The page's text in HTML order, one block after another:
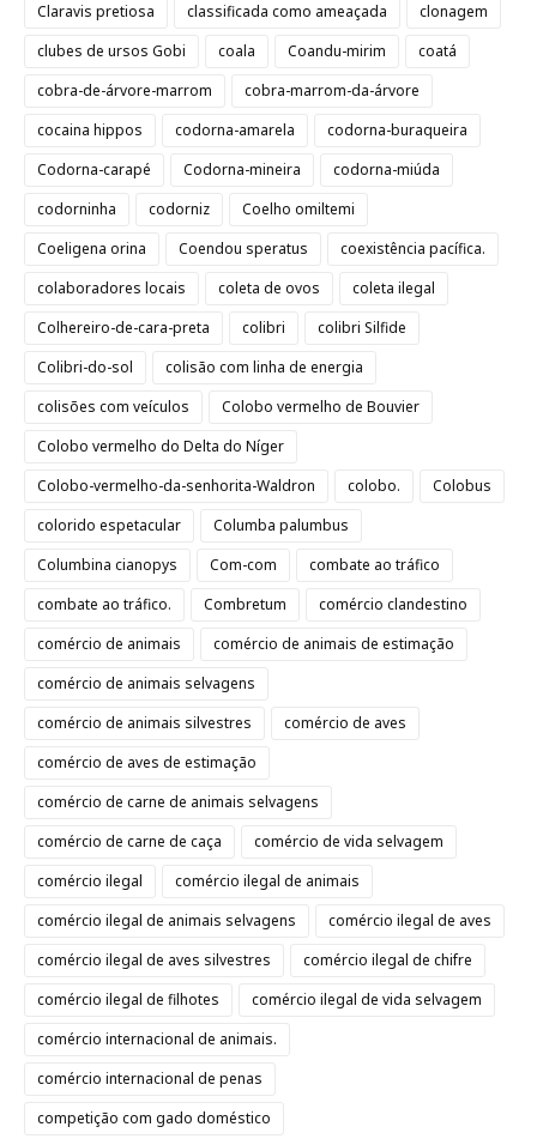
Claravis pretiosa
classificada como ameaçada
clonagem
clubes de ursos Gobi
coala Coandu-mirim
coatá
cobra-de-árvore-marrom
cobra-marrom-da-árvore
cocaina hippos
codorna-amarela
codorna-buraqueira
Codorna-carapé
Codorna-mineira
codorna-miúda
codorninha
codorniz
Coelho omiltemi
Coeligena orina
Coendou speratus
coexistência pacífica.
colaboradores locais
coleta de ovos
coleta ilegal
Colhereiro-de-cara-preta
colibri
colibri Silfide
Colibri-do-sol
colisão com linha de energia
colisões com veículos
Colobo vermelho de Bouvier
Colobo vermelho do Delta do Níger
Colobo-vermelho-da-senhorita-Waldron
colobo.
Colobus
colorido espetacular
Columba palumbus
Columbina cianopys
Com-com
combate ao tráfico
combate ao tráfico.
Combretum
comércio clandestino
comércio de animais
comércio de animais de estimação
comércio de animais selvagens
comércio de animais silvestres
comércio de aves
comércio de aves de estimação
comércio de carne de animais selvagens
comércio de carne de caça
comércio de vida selvagem
comércio ilegal
comércio ilegal de animais
comércio ilegal de animais selvagens
comércio ilegal de aves
comércio ilegal de aves silvestres
comércio ilegal de chifre
comércio ilegal de filhotes
comércio ilegal de vida selvagem
comércio internacional de animais.
comércio internacional de penas
competição com gado doméstico